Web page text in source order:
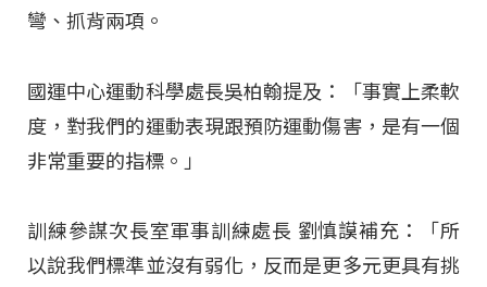
彎、抓背兩項。
國運中心運動科學處長吳柏翰提及：「事實上柔軟
度，對我們的運動表現跟預防運動傷害，是有一個
非常重要的指標。」
訓練參謀次長室軍事訓練處長 劉慎謨補充：「所
以說我們標準並沒有弱化，反而是更多元更具有挑